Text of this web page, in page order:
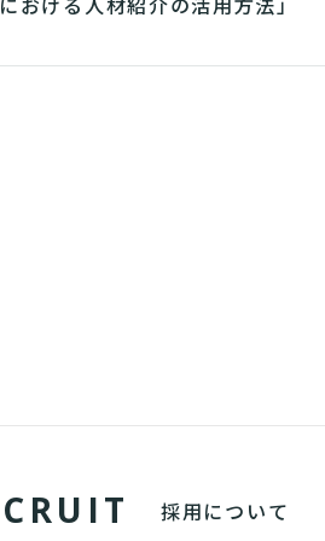
C RU IT 採用について